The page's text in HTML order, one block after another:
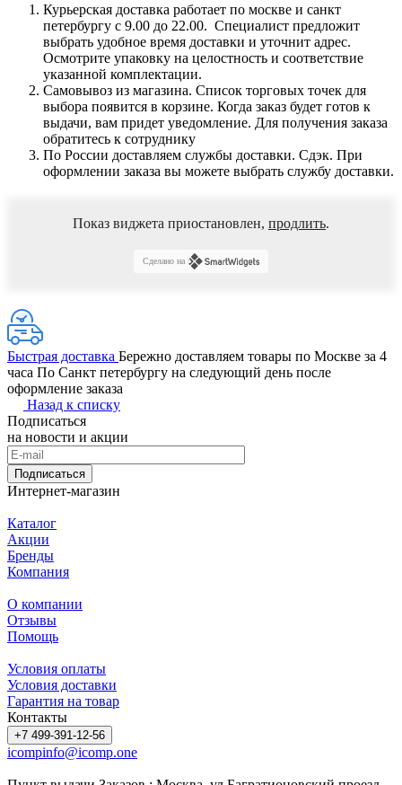
Курьерская доставка работает по москве и санкт
петербургу с 9.00 до 22.00. Специалист предложит
выбрать удобное время доставки и уточнит адрес.
Осмотрите упаковку на целостность и соответствие
указанной комплектации.
Самовывоз из магазина. Список торговых точек для
выбора появится в корзине. Когда заказ будет готов к
выдачи, вам придет уведомление. Для получения заказа
обратитесь к сотруднику
По России доставляем службы доставки. Сдэк. При
оформлении заказа вы можете выбрать службу доставки.
Показ виджета приостановлен, продлить.
Сделано на
Быстрая доставка Бережно доставляем товары по Москве за 4
часа По Санкт петербургу на следующий день после
оформление заказа
Назад к списку
Подписаться
на новости и акции
Подписаться
Интернет-магазин
Каталог
Акции
Бренды
Компания
О компании
Отзывы
Помощь
Условия оплаты
Условия доставки
Гарантия на товар
Контакты
+7 499-391-12-56
icompinfo@icomp.one